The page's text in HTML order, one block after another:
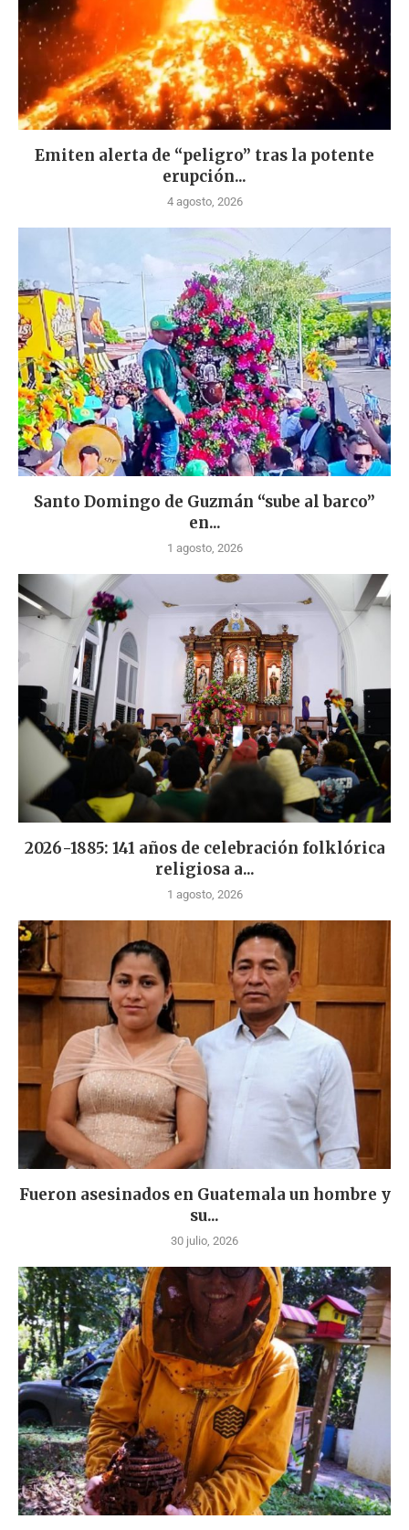
Emiten alerta de “peligro” tras la potente
erupción...
4 agosto, 2026
Santo Domingo de Guzmán “sube al barco”
en...
1 agosto, 2026
2026-1885: 141 años de celebración folklórica
religiosa a...
1 agosto, 2026
Fueron asesinados en Guatemala un hombre y
su...
30 julio, 2026